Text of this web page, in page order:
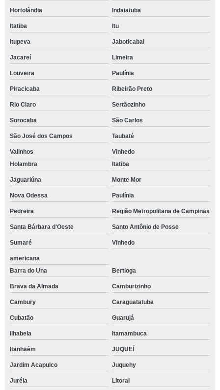
Hortolândia Indaiatuba
Itatiba Itu
Itupeva Jaboticabal
Jacareí Limeira
Louveira Paulínia
Piracicaba Ribeirão Preto
Rio Claro Sertãozinho
Sorocaba São Carlos
São José dos Campos Taubaté
Valinhos
Vinhedo
Holambra
Itatiba
Jaguariúna Monte Mor
Nova Odessa Paulínia
Pedreira Região Metropolitana de Campinas
Santa Bárbara d'Oeste Santo Antônio de Posse
Sumaré Vinhedo
americana
Barra do Una
Bertioga
Brava da Almada Camburizinho
Cambury Caraguatatuba
Cubatão Guarujá
Ilhabela Itamambuca
Itanhaém JUQUEÍ
Jardim Acapulco Juquehy
Juréia Litoral